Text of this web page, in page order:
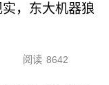
，东大机器狼
阅读 8642